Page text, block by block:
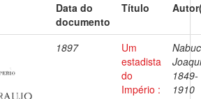
Data do
documento
Título
1897
Um
estadista
do
Império :
1849-
1910